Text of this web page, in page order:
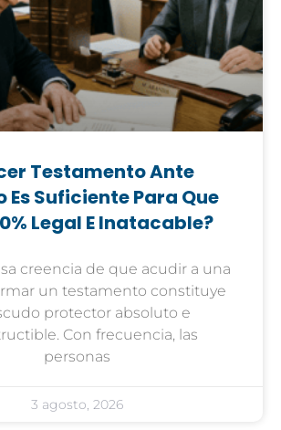
Testamento Ante
Es Suficiente Para Que
Legal E Inatacable?
creencia de que acudir a una
un testamento constituye
protector absoluto e
Con frecuencia, las
personas
3 agosto, 2026